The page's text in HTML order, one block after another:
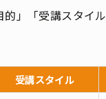
」「受講スタイ
受講スタイル